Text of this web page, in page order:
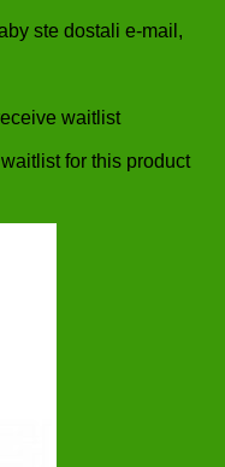
ste dostali e-mail,
waitlist
for this product